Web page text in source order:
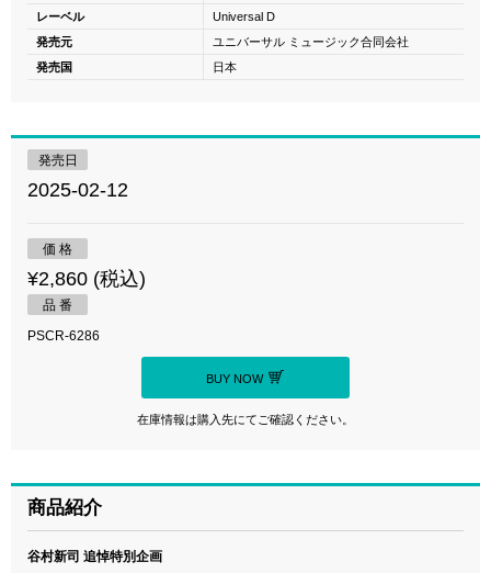
レーベル
Universal D
発売元
ユニバーサル ミュージック合同会社
発売国
日本
発売日
2025-02-12
価 格
¥2,860 (税込)
品 番
PSCR-6286
BUY NOW
在庫情報は購入先にてご確認ください。
商品紹介
谷村新司 追悼特別企画